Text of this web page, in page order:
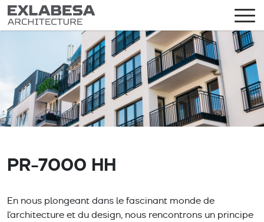
PR-7000 HH
En nous plongeant dans le fascinant monde de
l’architecture et du design, nous rencontrons un principe